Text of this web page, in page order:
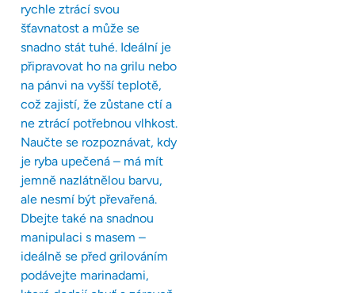
rychle ztrácí svou
šťavnatost a může se
snadno stát tuhé. Ideální je
připravovat ho na grilu nebo
na pánvi na vyšší teplotě,
což zajistí, že zůstane ctí a
ne ztrácí potřebnou vlhkost.
Naučte se rozpoznávat, kdy
je ryba upečená – má mít
jemně nazlátnělou barvu,
ale nesmí být převařená.
Dbejte také na snadnou
manipulaci s masem –
ideálně se před grilováním
podávejte marinadami,